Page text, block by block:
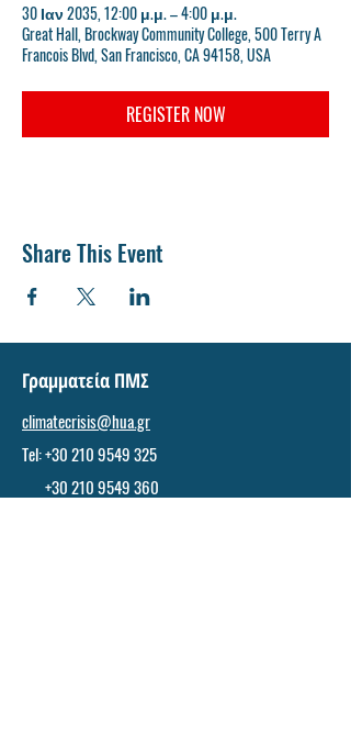
30 Ιαν 2035, 12:00 μ.μ. – 4:00 μ.μ.
Great Hall, Brockway Community College, 500 Terry A
Francois Blvd, San Francisco, CA 94158, USA
REGISTER NOW
Share This Event
Γραμματεία ΠΜΣ
climatecrisis@hua.gr
Tel: +30 210 9549 325
+30 210 9549 360